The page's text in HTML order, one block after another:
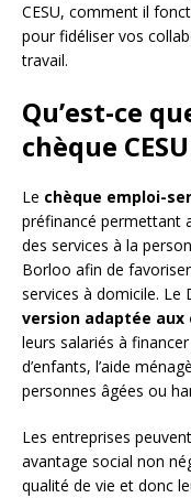
CESU, comment il
pour fidéliser vos
travail.
Qu’est-ce
chèque
Le chèque emploi-
préfinancé permettant
des services à la
Borloo afin de
services à domicile. Le
version adaptée aux
leurs salariés à
d’enfants, l’aide
personnes âgées ou
Les entreprises
avantage social non
qualité de vie et donc